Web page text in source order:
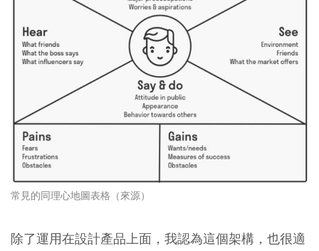
常見的同理心地圖表格（來源）
除了運用在設計產品上面，我認為這個架構，也很適